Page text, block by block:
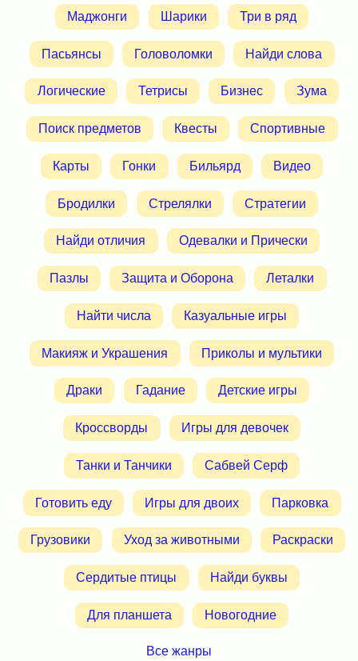
Маджонги Шарики Три в ряд
Пасьянсы Головоломки Найди слова
Логические Тетрисы Бизнес Зума
Поиск предметов Квесты Спортивные
Карты Гонки Бильярд Видео
Бродилки Стрелялки Стратегии
Найди отличия Одевалки и Прически
Пазлы Защита и Оборона Леталки
Найти числа Казуальные игры
Макияж и Украшения Приколы и мультики
Драки Гадание Детские игры
Кроссворды Игры для девочек
Танки и Танчики Сабвей Серф
Готовить еду Игры для двоих Парковка
Грузовики Уход за животными Раскраски
Сердитые птицы Найди буквы
Для планшета Новогодние
Все жанры